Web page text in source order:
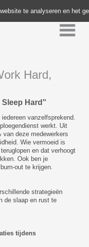
te analyseren en het
Hard,
Sleep Hard"
vanzelfsprekend.
werkt. Uit
deze medewerkers
Wie vermoeid is
en dat verhoogt
Ook ben je
out te krijgen.
strategieën
de slaap en rust te
tijdens